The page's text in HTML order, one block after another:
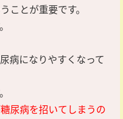
ことが重要です。
病になりやすくなって
尿病を招いてしまうの